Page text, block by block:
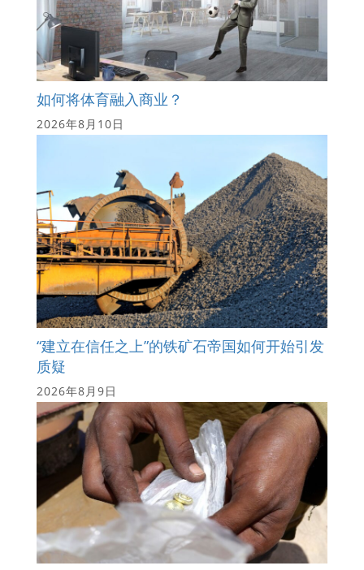
如何将体育融入商业？
2026年8月10日
“建立在信任之上”的铁矿石帝国如何开始引发
质疑
2026年8月9日